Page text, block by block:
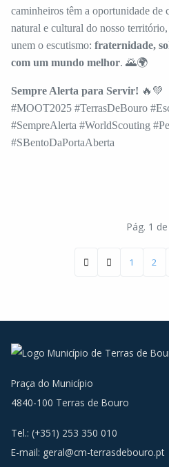
caminheiros têm a oportunidade de
natural e cultural do nosso
unem o escutismo: fraternidade,
com um mundo melhor. 🌄🌍
Sempre Alerta para Servir! 🔥💚
#MOOT2025 #TerrasDeBouro
#SempreAlerta #WorldScouting
#SBentoDaPortaAberta
Pág. 1
1 2
Praça do Município
4840-100 Terras de Bouro
Tel.: (+351) 253 350 010
E-mail: geral@cm-terrasdebouro.pt